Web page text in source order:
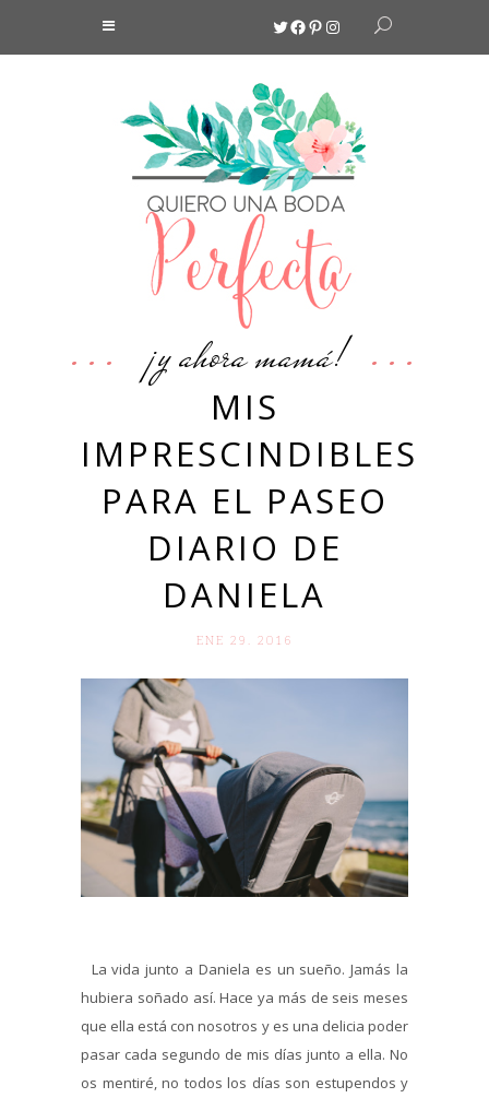
Twitter
Facebook
Pinterest
Instagram
¡y ahora mamá!
MIS
IMPRESCINDIBLES
PARA EL PASEO
DIARIO DE
DANIELA
ENE 29. 2016
La vida junto a Daniela es un sueño. Jamás la
hubiera soñado así. Hace ya más de seis meses
que ella está con nosotros y es una delicia poder
pasar cada segundo de mis días junto a ella. No
os mentiré, no todos los días son estupendos y